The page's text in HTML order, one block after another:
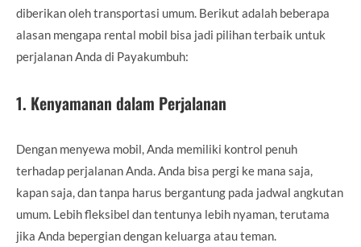
diberikan oleh transportasi umum. Berikut adalah beberapa
alasan mengapa rental mobil bisa jadi pilihan terbaik untuk
perjalanan Anda di Payakumbuh:
1. Kenyamanan dalam Perjalanan
Dengan menyewa mobil, Anda memiliki kontrol penuh
terhadap perjalanan Anda. Anda bisa pergi ke mana saja,
kapan saja, dan tanpa harus bergantung pada jadwal angkutan
umum. Lebih fleksibel dan tentunya lebih nyaman, terutama
jika Anda bepergian dengan keluarga atau teman.